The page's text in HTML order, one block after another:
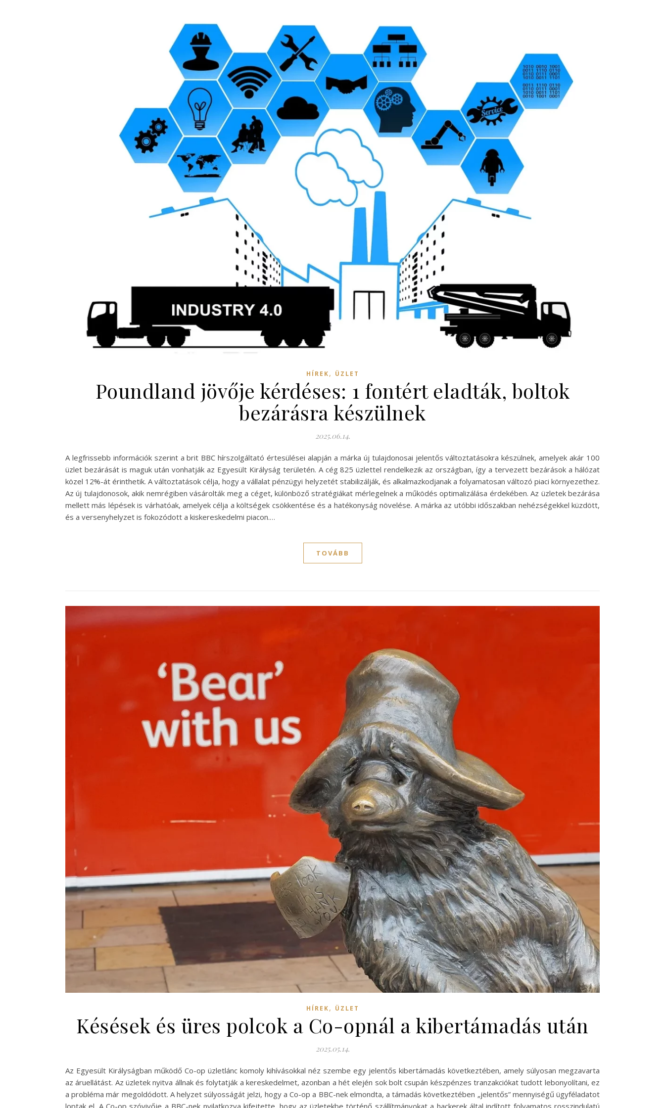
HÍREK, ÜZLET
Poundland jövője kérdéses: 1 fontért eladták, boltok
bezárásra készülnek
2025.06.14.
A legfrissebb információk szerint a brit BBC hírszolgáltató értesülései alapján a márka új tulajdonosai jelentős változtatásokra készülnek, amelyek akár 100
üzlet bezárását is maguk után vonhatják az Egyesült Királyság területén. A cég 825 üzlettel rendelkezik az országban, így a tervezett bezárások a hálózat
közel 12%-át érinthetik. A változtatások célja, hogy a vállalat pénzügyi helyzetét stabilizálják, és alkalmazkodjanak a folyamatosan változó piaci környezethez.
Az új tulajdonosok, akik nemrégiben vásárolták meg a céget, különböző stratégiákat mérlegelnek a működés optimalizálása érdekében. Az üzletek bezárása
mellett más lépések is várhatóak, amelyek célja a költségek csökkentése és a hatékonyság növelése. A márka az utóbbi időszakban nehézségekkel küzdött,
és a versenyhelyzet is fokozódott a kiskereskedelmi piacon.…
TOVÁBB
HÍREK, ÜZLET
Késések és üres polcok a Co-opnál a kibertámadás után
2025.05.14.
Az Egyesült Királyságban működő Co-op üzletlánc komoly kihívásokkal néz szembe egy jelentős kibertámadás következtében, amely súlyosan megzavarta
az áruellátást. Az üzletek nyitva állnak és folytatják a kereskedelmet, azonban a hét elején sok bolt csupán készpénzes tranzakciókat tudott lebonyolítani, ez
a probléma már megoldódott. A helyzet súlyosságát jelzi, hogy a Co-op a BBC-nek elmondta, a támadás következtében „jelentős” mennyiségű ügyféladatot
loptak el. A Co-op szóvivője a BBC-nek nyilatkozva kifejtette, hogy az üzletekbe történő szállítmányokat a hackerek által indított folyamatos rosszindulatú